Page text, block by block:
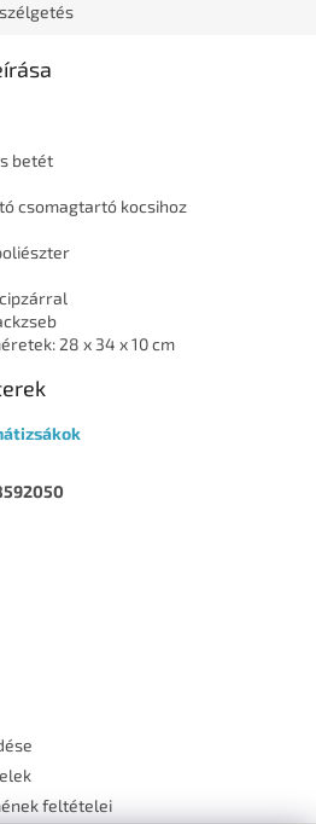
betét
csomagtartó kocsihoz
28 x 34 x 10 cm
feltételei